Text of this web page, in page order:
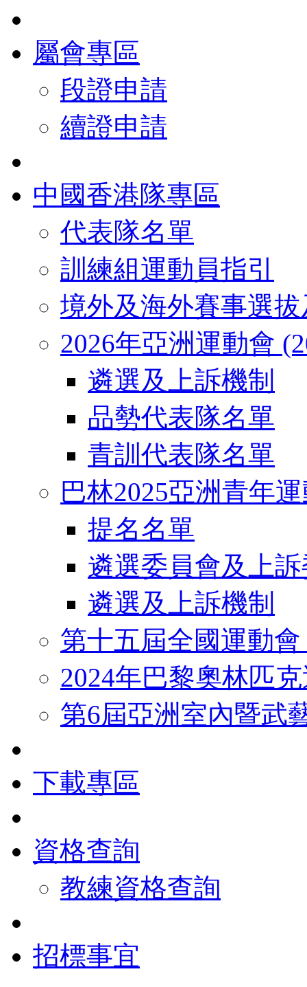
屬會專區
段證申請
續證申請
中國香港隊專區
代表隊名單
訓練組運動員指引
境外及海外賽事選
2026年亞洲運動會
遴選及上訴機制
品勢代表隊名單
青訓代表隊名單
巴林2025亞洲青年
提名名單
遴選委員會及上
遴選及上訴機制
第十五屆全國運動
2024年巴黎奧林匹
第6屆亞洲室內暨武
下載專區
資格查詢
教練資格查詢
招標事宜